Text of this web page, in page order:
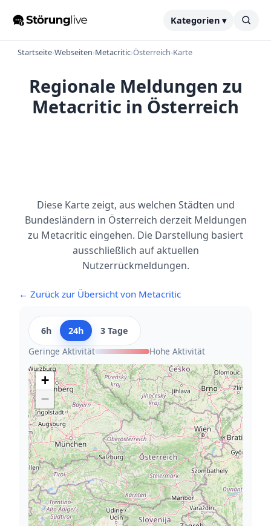
Kategorien ▾
Startseite›Webseiten›Metacritic›Österreich-Karte
Regionale Meldungen zu
Metacritic in Österreich
Diese Karte zeigt, aus welchen Städten und
Bundesländern in Österreich derzeit Meldungen
zu Metacritic eingehen. Die Darstellung basiert
ausschließlich auf aktuellen
Nutzerrückmeldungen.
← Zurück zur Übersicht von Metacritic
6h 24h
3 Tage
Geringe Aktivität
Hohe Aktivität
+
−